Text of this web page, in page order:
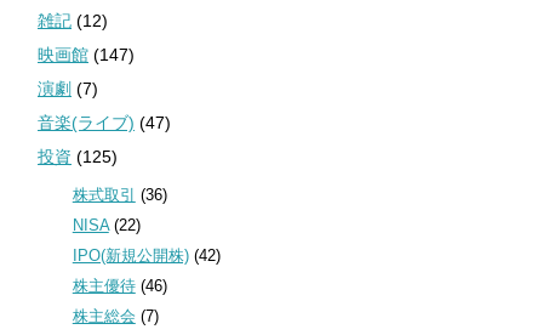
雑記 (12)
映画館 (147)
演劇 (7)
音楽(ライブ) (47)
投資 (125)
株式取引
(36)
NISA(22)
IPO(新規公開株)(42)
株主優待(46)
株主総会 (7)